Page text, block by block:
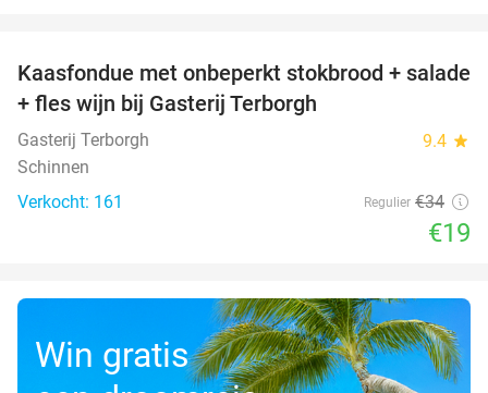
44%
Kaasfondue met onbeperkt stokbrood + salade
+ fles wijn bij Gasterij Terborgh
Gasterij Terborgh 9.4 star
Schinnen
Verkocht: 161
Regulier €34
€19
Win gratis